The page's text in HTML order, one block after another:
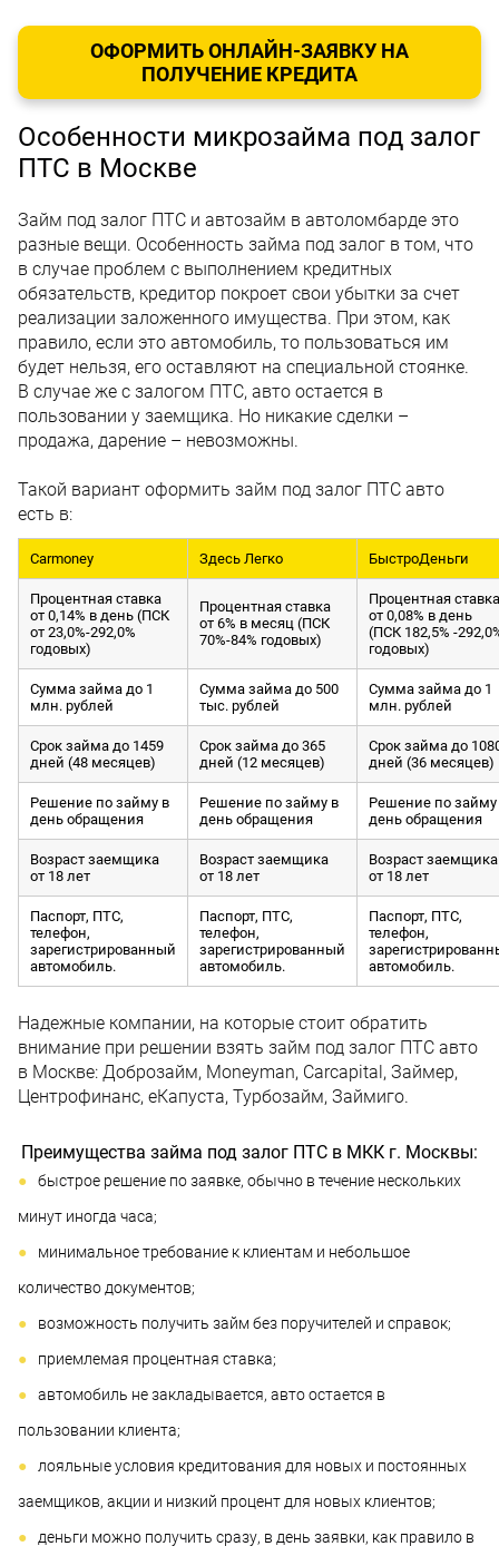
ОФОРМИТЬ ОНЛАЙН-ЗАЯВКУ НА
ПОЛУЧЕНИЕ КРЕДИТА
Особенности микрозайма под залог
ПТС в Москве
Займ под залог ПТС и автозайм в автоломбарде это
разные вещи. Особенность займа под залог в том, что
в случае проблем с выполнением кредитных
обязательств, кредитор покроет свои убытки за счет
реализации заложенного имущества. При этом, как
правило, если это автомобиль, то пользоваться им
будет нельзя, его оставляют на специальной стоянке.
В случае же с залогом ПТС, авто остается в
пользовании у заемщика. Но никакие сделки –
продажа, дарение – невозможны.
Такой вариант оформить займ под залог ПТС авто
есть в:
Carmoney Здесь Легко БыстроДеньги
Процентная ставка
от 0,14% в день (ПСК
от 23,0%-292,0%
годовых)
Процентная ставка
от 6% в месяц (ПСК
70%-84% годовых)
Процентная ставка
от 0,08% в день
(ПСК 182,5% -
годовых)
Сумма займа до 1
млн. рублей
Сумма займа до 500
тыс. рублей
Сумма займа до 1
млн. рублей
Срок займа до 1459
дней (48 месяцев)
Срок займа до 365
дней (12 месяцев)
Срок займа до
дней (36 месяцев)
Решение по займу в
день обращения
Решение по займу в
день обращения
Решение по займу
день обращения
Возраст заемщика
от 18 лет
Возраст заемщика
от 18 лет
Возраст заемщика
от 18 лет
Паспорт, ПТС,
телефон,
зарегистрированный
автомобиль.
Паспорт, ПТС,
телефон,
зарегистрированный
автомобиль.
Паспорт, ПТС,
телефон,
автомобиль.
Надежные компании, на которые стоит обратить
внимание при решении взять займ под залог ПТС авто
в Москве: Доброзайм, Moneyman, Carcapital, Займер,
Центрофинанс, еКапуста, Турбозайм, Займиго.
Преимущества займа под залог ПТС в МКК г. Москвы:
быстрое решение по заявке, обычно в течение нескольких
минут иногда часа;
минимальное требование к клиентам и небольшое
количество документов;
возможность получить займ без поручителей и справок;
приемлемая процентная ставка;
автомобиль не закладывается, авто остается в
пользовании клиента;
лояльные условия кредитования для новых и постоянных
заемщиков, акции и низкий процент для новых клиентов;
деньги можно получить сразу, в день заявки, как правило в